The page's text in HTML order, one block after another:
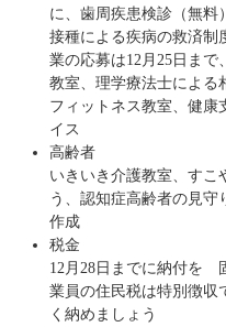
に、歯周疾患検診（無料
接種による疾病の救済制
業の応募は12月25日ま
教室、理学療法士による
フィットネス教室、健康
イス
高齢者
いきいき介護教室、すこ
う、認知症高齢者の見
作成
税金
12月28日までに納付を
業員の住民税は特別徴収
く納めましょう